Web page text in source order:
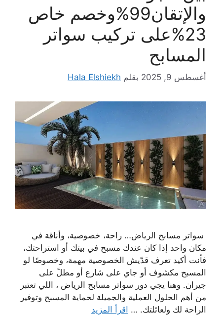
والإتقان99%وخصم خاص
23%على تركيب سواتر
المسابح
أغسطس 9, 2025 بقلم Hala Elshiekh
سواتر مسابح الرياض… راحة، خصوصية، وأناقة في
مكان واحد إذا كان عندك مسبح في بيتك أو استراحتك،
فأنت أكيد تعرف قدّيش الخصوصية مهمة، وخصوصًا لو
المسبح مكشوف أو جاي على شارع أو مطلّ على
جيران. وهنا يجي دور سواتر مسابح الرياض ، اللي تعتبر
من أهم الحلول العملية والجميلة لحماية المسبح وتوفير
الراحة لك ولعائلتك. … اقرأ المزيد